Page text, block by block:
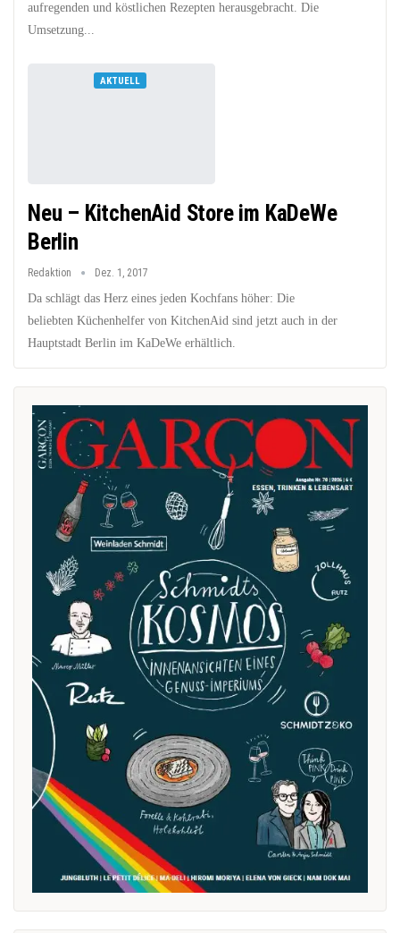
aufregenden und köstlichen Rezepten herausgebracht. Die
Umsetzung...
AKTUELL
Neu – KitchenAid Store im KaDeWe
Berlin
Redaktion Dez. 1, 2017
Da schlägt das Herz eines jeden Kochfans höher: Die
beliebten Küchenhelfer von KitchenAid sind jetzt auch in der
Hauptstadt Berlin im KaDeWe erhältlich.